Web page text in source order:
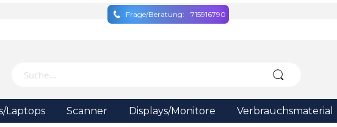
Frage/Beratung: 715916790
Laptops Scanner Displays/Monitore Verbrauchsmaterial